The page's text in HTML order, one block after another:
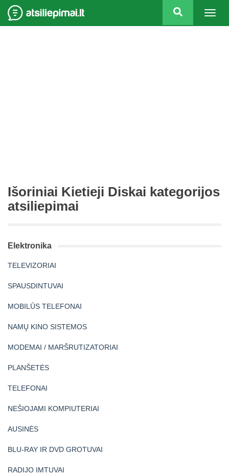
Išoriniai Kietieji Diskai kategorijos
atsiliepimai
Elektronika
TELEVIZORIAI
SPAUSDINTUVAI
MOBILŪS TELEFONAI
NAMŲ KINO SISTEMOS
MODEMAI / MARŠRUTIZATORIAI
PLANŠETĖS
TELEFONAI
NEŠIOJAMI KOMPIUTERIAI
AUSINĖS
BLU-RAY IR DVD GROTUVAI
RADIJO IMTUVAI